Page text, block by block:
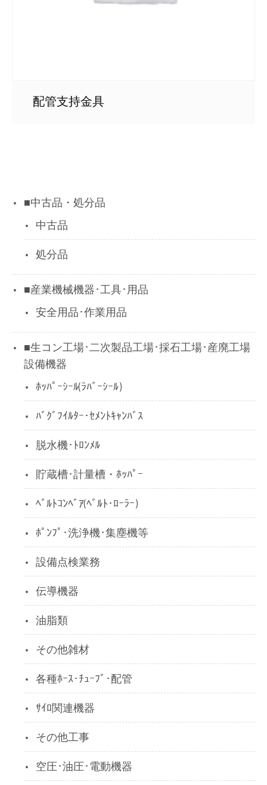
配管支持金具
■中古品・処分品
中古品
処分品
■産業機械機器･工具･用品
安全用品･作業用品
■生コン工場･二次製品工場･採石工場･産廃工場
設備機器
ﾎｯﾊﾟｰｼｰﾙ(ﾗﾊﾞｰｼｰﾙ)
ﾊﾞｸﾞﾌｲﾙﾀｰ･ｾﾒﾝﾄｷｬﾝﾊﾞｽ
脱水機･ﾄﾛﾝﾒﾙ
貯蔵槽･計量槽・ﾎｯﾊﾟｰ
ﾍﾞﾙﾄｺﾝﾍﾞｱ(ﾍﾞﾙﾄ･ﾛｰﾗｰ)
ﾎﾟﾝﾌﾟ･洗浄機･集塵機等
設備点検業務
伝導機器
油脂類
その他雑材
各種ﾎｰｽ･ﾁｭｰﾌﾞ･配管
ｻｲﾛ関連機器
その他工事
空圧･油圧･電動機器